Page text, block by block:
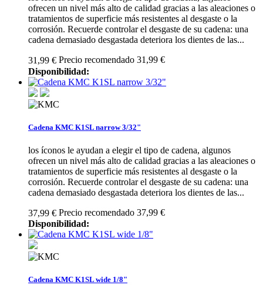
ofrecen un nivel más alto de calidad gracias a las aleaciones o
tratamientos de superficie más resistentes al desgaste o la
corrosión. Recuerde controlar el desgaste de su cadena: una
cadena demasiado desgastada deteriora los dientes de las...
31,99 € Precio recomendado 31,99 €
Disponibilidad:
Cadena KMC K1SL narrow 3/32"
los íconos le ayudan a elegir el tipo de cadena, algunos
ofrecen un nivel más alto de calidad gracias a las aleaciones o
tratamientos de superficie más resistentes al desgaste o la
corrosión. Recuerde controlar el desgaste de su cadena: una
cadena demasiado desgastada deteriora los dientes de las...
37,99 € Precio recomendado 37,99 €
Disponibilidad:
Cadena KMC K1SL wide 1/8"